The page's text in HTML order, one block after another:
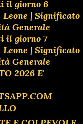
il giorno 6
Leone | Significato
Generale
il giorno 7
Leone | Significato
Generale
2026 E'